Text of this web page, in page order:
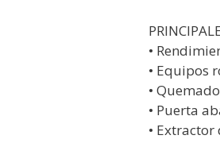
•
• Equipos
•
• Puerta
•